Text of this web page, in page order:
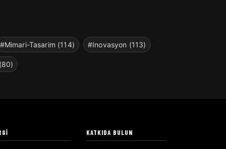
#Mimari-Tasarim (114) #Inovasyon (113)
KATKIDA BULUN